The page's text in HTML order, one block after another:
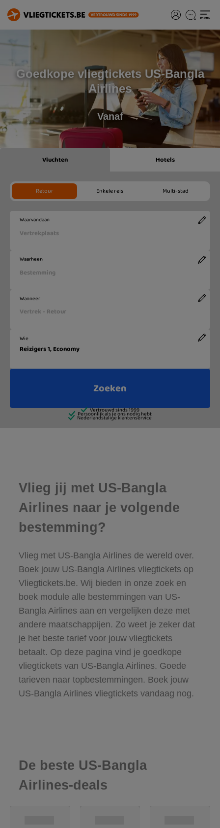
Goedkope vliegtickets US-Bangla
Airlines
Vanaf
Vlieg jij met US-Bangla
Airlines naar je volgende
bestemming?
Vlieg met US-Bangla Airlines de wereld over.
Boek jouw US-Bangla Airlines vliegtickets op
Vliegtickets.be. Wij bieden in onze zoek en
boek module alle bestemmingen van US-
Bangla Airlines aan en vergelijken deze met
andere maatschappijen. Zo weet je zeker dat
je het beste tarief voor jouw vliegtickets
betaalt. Op deze pagina vind je goedkope
vliegtickets van US-Bangla Airlines. Goede
tarieven naar topbestemmingen. Boek jouw
US-Bangla Airlines vliegtickets vandaag nog.
De beste US-Bangla
Airlines-deals